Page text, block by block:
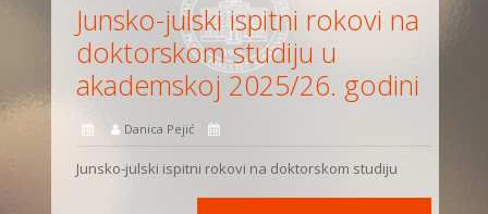
Junsko-julski ispitni rokovi na
doktorskom studiju u
akademskoj 2025/26. godini
Danica Pejić
Junsko-julski ispitni rokovi na doktorskom studiju